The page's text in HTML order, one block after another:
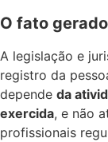
O fato
A legislação e
registro da
depende da
exercida, e não
profissionais